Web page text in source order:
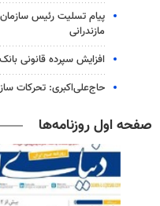
پیام تسلیت رئیس
مازندرانی
افزایش سپرده قانونی
حاج‌علی‌اکبری: تحرکات
صفحه اول روزنامه‌ها